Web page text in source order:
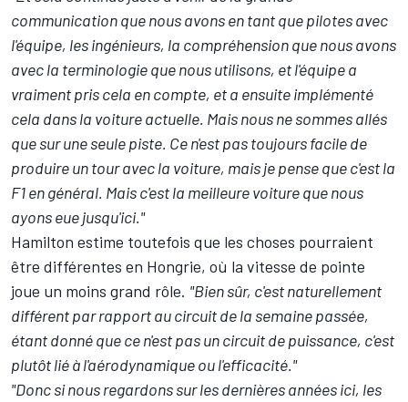
communication que nous avons en tant que pilotes avec
l'équipe, les ingénieurs, la compréhension que nous avons
avec la terminologie que nous utilisons, et l'équipe a
vraiment pris cela en compte, et a ensuite implémenté
cela dans la voiture actuelle. Mais nous ne sommes allés
que sur une seule piste. Ce n'est pas toujours facile de
produire un tour avec la voiture, mais je pense que c'est la
F1 en général. Mais c'est la meilleure voiture que nous
ayons eue jusqu'ici."
Hamilton estime toutefois que les choses pourraient
être différentes en Hongrie, où la vitesse de pointe
joue un moins grand rôle. "Bien sûr, c'est naturellement
différent par rapport au circuit de la semaine passée,
étant donné que ce n'est pas un circuit de puissance, c'est
plutôt lié à l'aérodynamique ou l'efficacité."
"Donc si nous regardons sur les dernières années ici, les